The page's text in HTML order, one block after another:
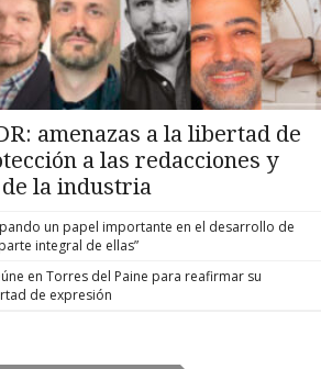
amenazas a la libertad de
a las redacciones y
la industria
un papel importante en el desarrollo de
integral de ellas”
en Torres del Paine para reafirmar su
de expresión